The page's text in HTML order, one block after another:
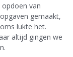
van
gemaakt,
lukte het.
altijd gingen we